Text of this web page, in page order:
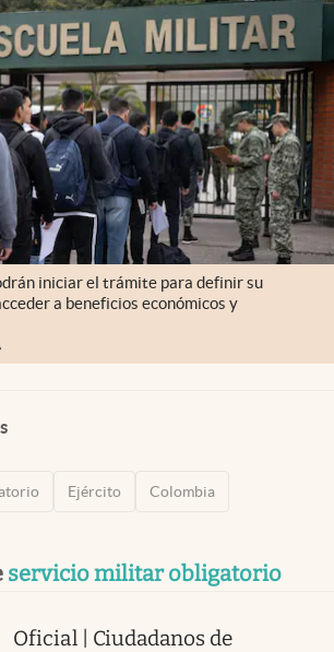
iniciar el trámite para definir su
a beneficios económicos y
Ejército Colombia
servicio militar obligatorio
Oficial | Ciudadanos de